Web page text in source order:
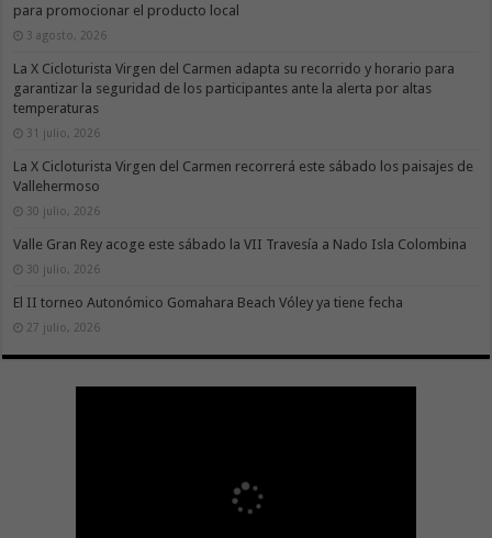
para promocionar el producto local
3 agosto, 2026
La X Cicloturista Virgen del Carmen adapta su recorrido y horario para
garantizar la seguridad de los participantes ante la alerta por altas
temperaturas
31 julio, 2026
La X Cicloturista Virgen del Carmen recorrerá este sábado los paisajes de
Vallehermoso
30 julio, 2026
Valle Gran Rey acoge este sábado la VII Travesía a Nado Isla Colombina
30 julio, 2026
El II torneo Autonómico Gomahara Beach Vóley ya tiene fecha
27 julio, 2026